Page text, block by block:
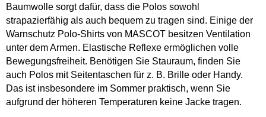
Baumwolle sorgt dafür, dass die Polos sowohl
strapazierfähig als auch bequem zu tragen sind. Einige der
Warnschutz Polo-Shirts von MASCOT besitzen Ventilation
unter dem Armen. Elastische Reflexe ermöglichen volle
Bewegungsfreiheit. Benötigen Sie Stauraum, finden Sie
auch Polos mit Seitentaschen für z. B. Brille oder Handy.
Das ist insbesondere im Sommer praktisch, wenn Sie
aufgrund der höheren Temperaturen keine Jacke tragen.